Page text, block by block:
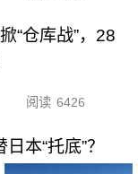
“仓库战”，28
阅读 6426
本“托底”？